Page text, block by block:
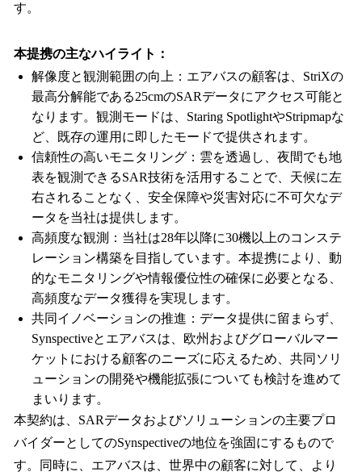
す。
本提携の主なハイライト：
解像度と観測範囲の向上：エアバスの顧客は、StriXの
最高分解能である25cmのSARデータにアクセス可能と
なります。観測モードは、Staring SpotlightやStripmapな
ど、既存の運用に即したモードで提供されます。
信頼性の高いモニタリング：雲を透過し、夜間でも地
表を観測できるSAR技術を活用することで、天候に左
右されることなく、安全保障や災害対応に不可欠なデ
ータを当社は提供します。
高頻度な観測：当社は28年以降に30機以上のコンステ
レーション構築を目指しています。本提携により、動
的なモニタリングや情報優位性の確保に必要となる、
高頻度なデータ獲得を実現します。
共同イノベーションの推進：データ提供に留まらず、
Synspectiveとエアバスは、欧州およびグローバルマー
ケットにおける顧客のニーズに応えるため、共同ソリ
ューションの開発や機能拡張についても検討を進めて
まいります。
本契約は、SARデータおよびソリューションの主要プロ
バイダーとしてのSynspectiveの地位を強固にするもので
す。同時に、エアバスは、世界中の顧客に対して、より